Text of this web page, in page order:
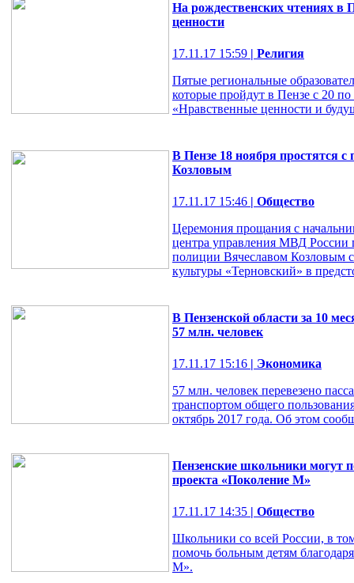
На рождественских чтениях в
ценности
17.11.17 15:59 | Религия
Пятые региональные
которые пройдут в Пензе с 20
«Нравственные ценности и
В Пензе 18 ноября простятся
Козловым
17.11.17 15:46 | Общество
Церемония прощания с
центра управления МВД России
полиции Вячеславом Козловым
культуры «Терновский» в
В Пензенской области за 10
57 млн. человек
17.11.17 15:16 | Экономика
57 млн. человек перевезено
транспортом общего
октябрь 2017 года. Об этом
Пензенские школьники могут
проекта «Поколение М»
17.11.17 14:35 | Общество
Школьники со всей России, в
помочь больным детям
М».